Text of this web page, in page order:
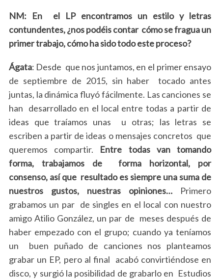
NM: En el LP encontramos un estilo y letras
contundentes, ¿nos podéis contar cómo se fragua un
primer trabajo, cómo ha sido todo este proceso?
Ágata: Desde que nos juntamos, en el primer ensayo
de septiembre de 2015, sin haber tocado antes
juntas, la dinámica fluyó fácilmente. Las canciones se
han desarrollado en el local entre todas a partir de
ideas que traíamos unas u otras; las letras se
escriben a partir de ideas o mensajes concretos que
queremos compartir. Entre todas van tomando
forma, trabajamos de forma horizontal, por
consenso, así que resultado es siempre una suma de
nuestros gustos, nuestras opiniones… Primero
grabamos un par de singles en el local con nuestro
amigo Atilio González, un par de meses después de
haber empezado con el grupo; cuando ya teníamos
un buen puñado de canciones nos planteamos
grabar un EP, pero al final acabó convirtiéndose en
disco, y surgió la posibilidad de grabarlo en Estudios